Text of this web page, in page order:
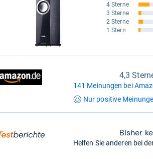
4 Sterne
3 Sterne
2 Sterne
1 Stern
4,3
141 Meinungen bei
Nur positive
Bisher
Helfen Sie anderen bei